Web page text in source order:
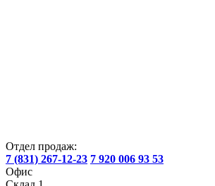
Отдел продаж:
7 (831) 267-12-23 7 920 006 93 53
Офис